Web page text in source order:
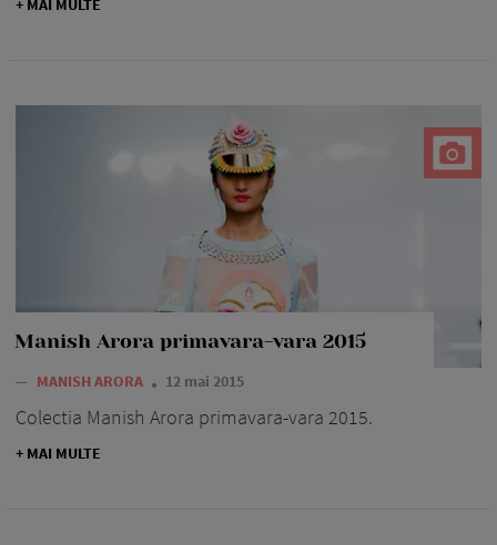
+ MAI MULTE
Manish Arora primavara-vara 2015
— MANISH ARORA 12 mai 2015
Colectia Manish Arora primavara-vara 2015.
+ MAI MULTE